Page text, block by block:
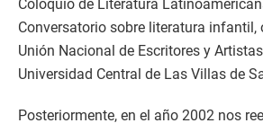
Coloquio de Literatura
Conversatorio sobre literatura infantil,
Unión Nacional de Escritores y
Universidad Central de Las Villas de
Posteriormente, en el año 2002 nos